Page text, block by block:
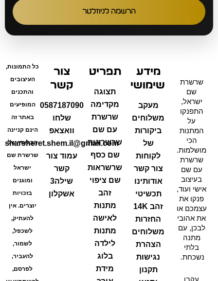
הרשמה לניוזלטר
שרשרת
שם
ישראל,
התפנקו
על
המתנות
הכי
מושלמות.
שרשרת
עם שם
בעיצוב
אישי ועוד,
פנקו את
עצמכם או
את אהובי
לבכן, עם
מתנה
בלתי
נשכחת.
עקבו
מידע
שימושי
מעקב
משלוחים
ביקורות
של
לקוחות
צור קשר
אודותינו
תכשיטי
זהב 14K
החזרות
משלוחים
הצהרת
נגישות
תקנון
תפריט
תצוגה
מקדימה
שרשרת
עם שם
שרשראות
שם כסף
שרשראות
שם ציפוי
זהב
מתנות
לאישה
מתנות
לילדה
בלוג
מידת
צור
קשר
0587187090
שלחו
וואצאפ
sharsheret.shem.il@gmail.com
עמוד צור
קשר
שילה3
אשקלון
כל התמונות,
העיצובים
והתכנים
המופיעים
באתר זה
הינם קניינה
הבלעדי של
שרשרת שם
ישראל
ומוגנים
בזכויות
יוצרים. אין
להעתיק,
לשכפל,
לשמור,
להעביר,
לפרסם,